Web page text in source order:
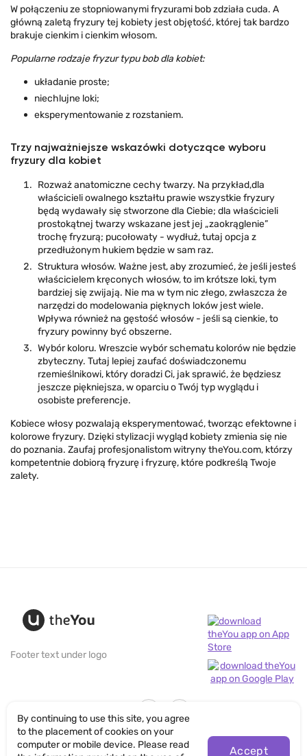
W połączeniu ze stopniowanymi fryzurami bob zdziała cuda. A
główną zaletą fryzury tej kobiety jest objętość, której tak bardzo
brakuje cienkim i cienkim włosom.
Popularne rodzaje fryzur typu bob dla kobiet:
układanie proste;
niechlujne loki;
eksperymentowanie z rozstaniem.
Trzy najważniejsze wskazówki dotyczące wyboru
fryzury dla kobiet
Rozważ anatomiczne cechy twarzy. Na przykład,dla
właścicieli owalnego kształtu prawie wszystkie fryzury
będą wydawały się stworzone dla Ciebie; dla właścicieli
prostokątnej twarzy wskazane jest jej „zaokrąglenie”
trochę fryzurą; pucołowaty - wydłuż, tutaj opcja z
przedłużonym hukiem będzie w sam raz.
Struktura włosów. Ważne jest, aby zrozumieć, że jeśli jesteś
właścicielem kręconych włosów, to im krótsze loki, tym
bardziej się zwijają. Nie ma w tym nic złego, zwłaszcza że
narzędzi do modelowania pięknych loków jest wiele.
Wpływa również na gęstość włosów - jeśli są cienkie, to
fryzury powinny być obszerne.
Wybór koloru. Wreszcie wybór schematu kolorów nie będzie
zbyteczny. Tutaj lepiej zaufać doświadczonemu
rzemieślnikowi, który doradzi Ci, jak sprawić, że będziesz
jeszcze piękniejsza, w oparciu o Twój typ wyglądu i
osobiste preferencje.
Kobiece włosy pozwalają eksperymentować, tworząc efektowne i
kolorowe fryzury. Dzięki stylizacji wygląd kobiety zmienia się nie
do poznania. Zaufaj profesjonalistom witryny theYou.com, którzy
kompetentnie dobiorą fryzurę i fryzurę, które podkreślą Twoje
zalety.
Footer text under logo
By continuing to use this site, you agree
to the placement of cookies on your
computer or mobile device. Please read
Accept